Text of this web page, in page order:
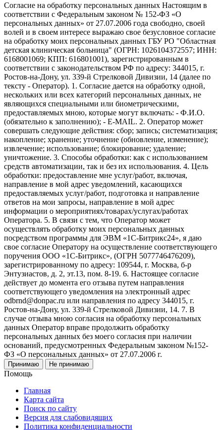
Согласие на обработку персональных данных Настоящим в
соответствии с Федеральным законом № 152-ФЗ «О
персональных данных» от 27.07.2006 года свободно, своей
волей и в своем интересе выражаю свое безусловное согласие
на обработку моих персональных данных ГБУ РО "Областная
детская клиническая больница" (ОГРН: 1026104372557; ИНН:
6168001069; КПП: 616801001), зарегистрированным в
соответствии с законодательством РФ по адресу: 344015, г.
Ростов-на-Дону, ул. 339-й Стрелковой Дивизии, 14 (далее по
тексту - Оператор). 1. Согласие дается на обработку одной,
нескольких или всех категорий персональных данных, не
являющихся специальными или биометрическими,
предоставляемых мною, которые могут включать: - Ф.И.О.
(обязательно к заполнению); - E-MAIL. 2. Оператор может
совершать следующие действия: сбор; запись; систематизация;
накопление; хранение; уточнение (обновление, изменение);
извлечение; использование; блокирование; удаление;
уничтожение. 3. Способы обработки: как с использованием
средств автоматизации, так и без их использования. 4. Цель
обработки: предоставление мне услуг/работ, включая,
направление в мой адрес уведомлений, касающихся
предоставляемых услуг/работ, подготовка и направление
ответов на мои запросы, направление в мой адрес
информации о мероприятиях/товарах/услугах/работах
Оператора. 5. В связи с тем, что Оператор может
осуществлять обработку моих персональных данных
посредством программы для ЭВМ «1С-Битрикс24», я даю
свое согласие Оператору на осуществление соответствующего
поручения ООО «1С-Битрикс», (ОГРН 5077746476209),
зарегистрированному по адресу: 109544, г. Москва, б-р
Энтузиастов, д. 2, эт.13, пом. 8-19. 6. Настоящее согласие
действует до момента его отзыва путем направления
соответствующего уведомления на электронный адрес
odbrnd@donpac.ru или направления по адресу 344015, г.
Ростов-на-Дону, ул. 339-й Стрелковой Дивизии, 14. 7. В
случае отзыва мною согласия на обработку персональных
данных Оператор вправе продолжить обработку
персональных данных без моего согласия при наличии
оснований, предусмотренных Федеральным законом №152-
ФЗ «О персональных данных» от 27.07.2006 г.
Принимаю Не принимаю
Помощь
Главная
Карта сайта
Поиск по сайту
Версия для слабовидящих
Политика конфиденциальности